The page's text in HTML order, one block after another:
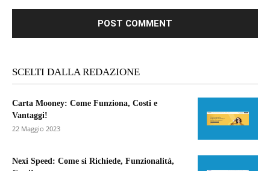
SCELTI DALLA REDAZIONE
Carta Mooney: Come Funziona, Costi e
Vantaggi!
22 Maggio 2023
Nexi Speed: Come si Richiede, Funzionalità,